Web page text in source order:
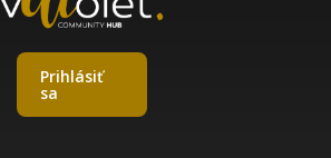
Prihlásiť
sa